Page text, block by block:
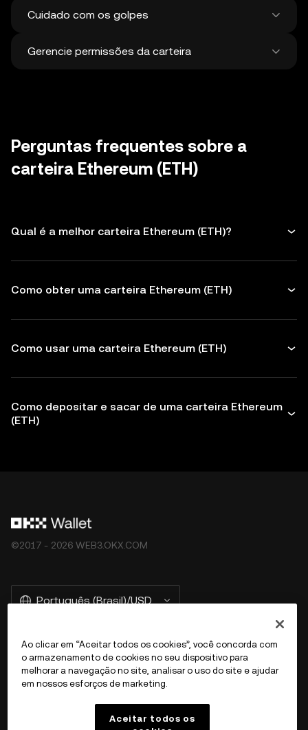
Nunca compartilhe sua chave privada ou
capturas de tela ou armazenamento digital
Cuidado com os golpes
Fique atento a golpes de phishing
Gerencie permissões da carteira
Certifique-se de verificar os endereços dos
destinatários antes de fazer qualquer
transação
Perguntas frequentes sobre a
carteira Ethereum (ETH)
Qual é a melhor carteira Ethereum (ETH)?
Como obter uma carteira Ethereum (ETH)
Como usar uma carteira Ethereum (ETH)
Como depositar e sacar de uma carteira Ethereum
(ETH)
©2017 - 2026 WEB3.OKX.COM
Português (Brasil)/USD
Mais sobre a OKX Web3
Ao clicar em “Aceitar todos os cookies”, você concorda com
o armazenamento de cookies no seu dispositivo para
melhorar a navegação no site, analisar o uso do site e ajudar
em nossos esforços de marketing.
Aceitar todos os